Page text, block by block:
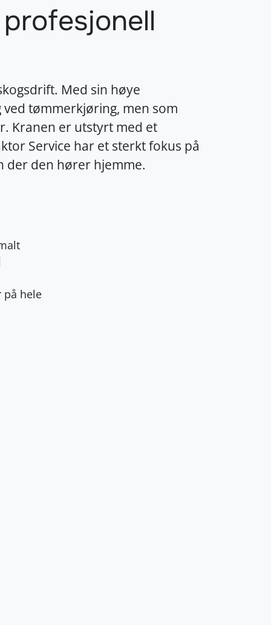
Med sin høye
tømmerkjøring, men som
Kranen er utstyrt med et
Service har et sterkt fokus på
der den hører hjemme.
på hele